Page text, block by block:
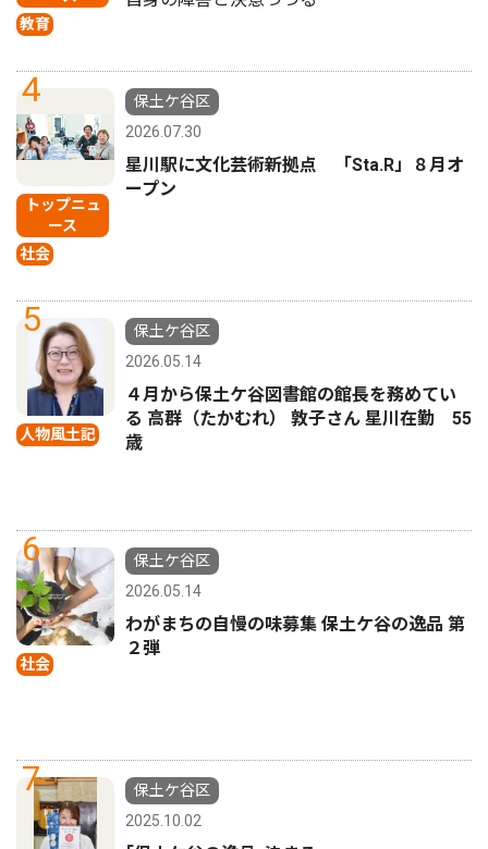
教育
4
トップニュ
ース
社会
保土ケ谷区
2026.07.30
星川駅に文化芸術新拠点 「Sta.R」８月オ
ープン
5
人物風土記
保土ケ谷区
2026.05.14
４月から保土ケ谷図書館の館長を務めてい
る 高群（たかむれ） 敦子さん 星川在勤 55
歳
6
社会
保土ケ谷区
2026.05.14
わがまちの自慢の味募集 保土ケ谷の逸品 第
２弾
7
保土ケ谷区
2025.10.02